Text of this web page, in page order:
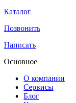
Каталог
Позвонить
Написать
Основное
О компании
Сервисы
Блог